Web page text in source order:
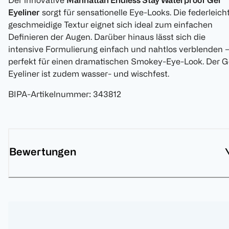
Eyeliner sorgt für sensationelle Eye-Looks. Die
geschmeidige Textur eignet sich ideal zum einfachen
Definieren der Augen. Darüber hinaus lässt sich die
intensive Formulierung einfach und nahtlos verblenden
perfekt für einen dramatischen Smokey-Eye-Look. Der
Eyeliner ist zudem wasser- und wischfest.
BIPA-Artikelnummer: 343812
Bewertungen